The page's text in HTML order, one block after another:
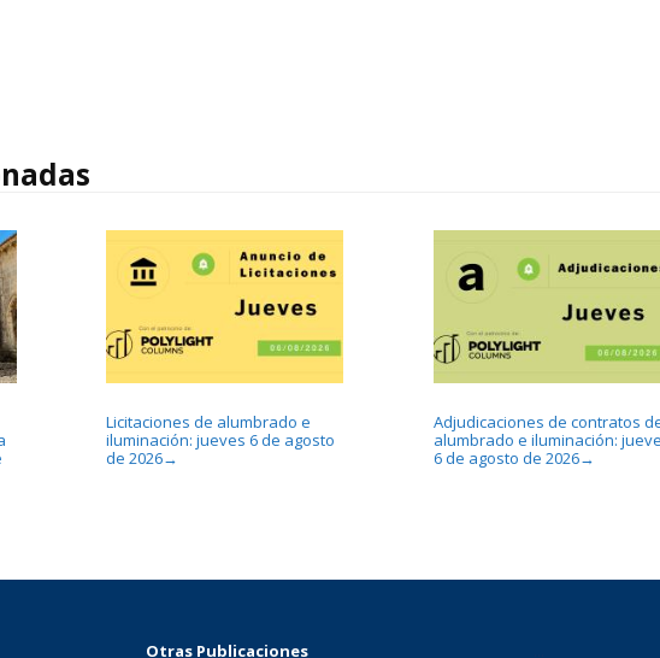
Licitaciones de alumbrado e
iluminación: jueves 6 de agosto
de 2026→
Adjudicaciones de contratos
alumbrado e iluminación:
6 de agosto de 2026→
Otras Publicaciones